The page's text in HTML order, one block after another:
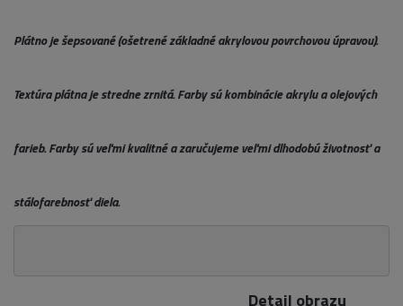
Plátno je šepsované (ošetrené základné akrylovou povrchovou úpravou).
Textúra plátna je stredne zrnitá. Farby sú kombinácie akrylu a olejových
farieb. Farby sú veľmi kvalitné a zaručujeme veľmi dlhodobú životnosť a
stálofarebnosť diela.
Detail obrazu